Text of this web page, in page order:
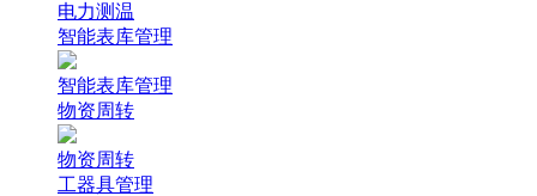
电力测温
智能表库管理
智能表库管理
物资周转
物资周转
工器具管理